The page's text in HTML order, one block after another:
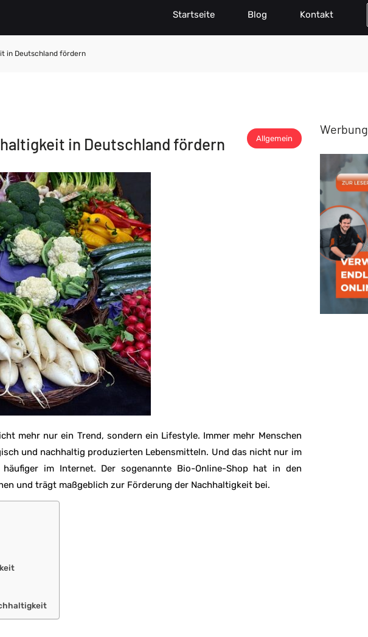
Startseite Blog Kontakt
in Deutschland fördern
Allgemein
in Deutschland fördern
mehr nur ein Trend, sondern ein Lifestyle. Immer mehr Menschen
und nachhaltig produzierten Lebensmitteln. Und das nicht nur im
im Internet. Der sogenannte Bio-Online-Shop hat in den
und trägt maßgeblich zur Förderung der Nachhaltigkeit bei.
Werbung